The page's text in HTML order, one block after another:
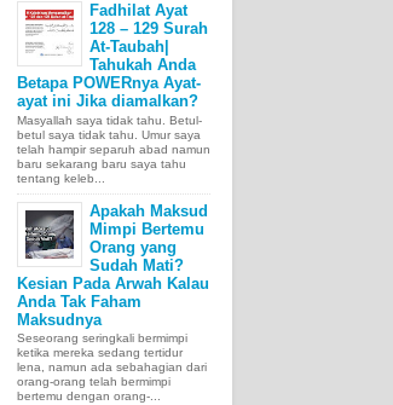
Fadhilat Ayat
128 – 129 Surah
At-Taubah|
Tahukah Anda
Betapa POWERnya Ayat-
ayat ini Jika diamalkan?
Masyallah saya tidak tahu. Betul-
betul saya tidak tahu. Umur saya
telah hampir separuh abad namun
baru sekarang baru saya tahu
tentang keleb...
Apakah Maksud
Mimpi Bertemu
Orang yang
Sudah Mati?
Kesian Pada Arwah Kalau
Anda Tak Faham
Maksudnya
Seseorang seringkali bermimpi
ketika mereka sedang tertidur
lena, namun ada sebahagian dari
orang-orang telah bermimpi
bertemu dengan orang-...